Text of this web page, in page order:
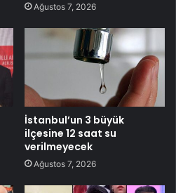
Ağustos 7, 2026
İstanbul’un 3 büyük
ilçesine 12 saat su
verilmeyecek
Ağustos 7, 2026